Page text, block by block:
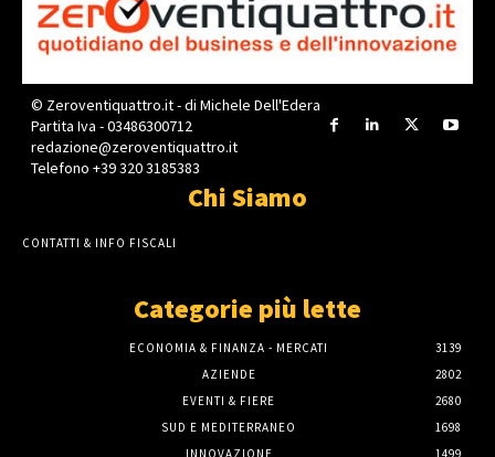
© Zeroventiquattro.it - di Michele Dell'Edera
Partita Iva - 03486300712
redazione@zeroventiquattro.it
Telefono +39 320 3185383
Chi Siamo
CONTATTI & INFO FISCALI
Categorie più lette
ECONOMIA & FINANZA - MERCATI
3139
AZIENDE
2802
EVENTI & FIERE
2680
SUD E MEDITERRANEO
1698
INNOVAZIONE
1499